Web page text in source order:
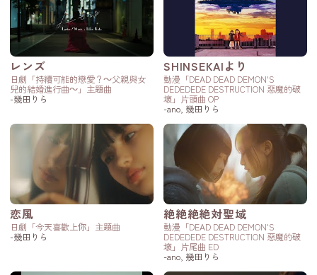
レンズ
日劇「持續可能的戀愛？～父親與女
兒的結婚進行曲～」主題曲
-幾田りら
SHINSEKAIより
動漫「DEAD DEAD DEMON'S
DEDEDEDE DESTRUCTION 惡魔的破
壞」片頭曲 OP
-ano, 幾田りら
恋風
日劇「今天喜歡上你」主題曲
-幾田りら
絶絶絶絶対聖域
動漫「DEAD DEAD DEMON'S
DEDEDEDE DESTRUCTION 惡魔的破
壞」片尾曲 ED
-ano, 幾田りら